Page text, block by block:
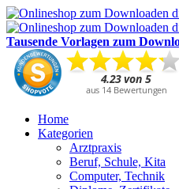
Tausende Vorlagen zum
Home
Kategorien
Arztpraxis
Beruf, Schule, Kita
Computer, Technik